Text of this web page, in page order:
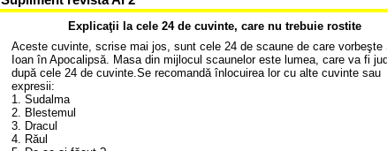
Explicaţii la cele 24 de cuvinte, care nu trebuie rostite
Aceste cuvinte, scrise mai jos, sunt cele 24 de scaune de care vorbeşte
Ioan în Apocalipsă. Masa din mijlocul scaunelor este lumea, care va fi
după cele 24 de cuvinte.Se recomandă înlocuirea lor cu alte cuvinte sau
expresii:
1. Sudalma
2. Blestemul
3. Dracul
4. Răul